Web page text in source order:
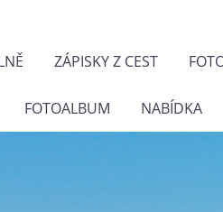
ZÁPISKY Z CEST
FOTOALBUM NABÍDKA